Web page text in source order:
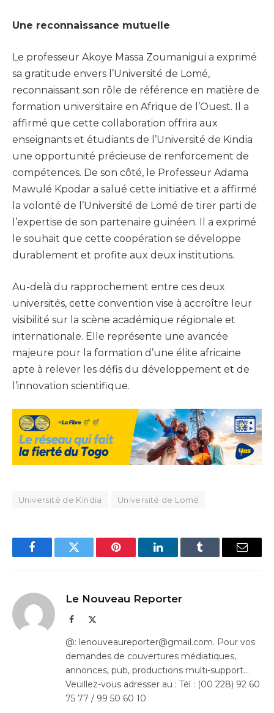
Une reconnaissance mutuelle
Le professeur Akoye Massa Zoumanigui a exprimé
sa gratitude envers l’Université de Lomé,
reconnaissant son rôle de référence en matière de
formation universitaire en Afrique de l’Ouest. Il a
affirmé que cette collaboration offrira aux
enseignants et étudiants de l’Université de Kindia
une opportunité précieuse de renforcement de
compétences. De son côté, le Professeur Adama
Mawulé Kpodar a salué cette initiative et a affirmé
la volonté de l’Université de Lomé de tirer parti de
l’expertise de son partenaire guinéen. Il a exprimé
le souhait que cette coopération se développe
durablement et profite aux deux institutions.
Au-delà du rapprochement entre ces deux
universités, cette convention vise à accroître leur
visibilité sur la scène académique régionale et
internationale. Elle représente une avancée
majeure pour la formation d’une élite africaine
apte à relever les défis du développement et de
l’innovation scientifique.
Université de Kindia Université de Lomé
FacebookTwitter Pinterest LinkedInTumblr Email
Le Nouveau Reporter
Facebook
@: lenouveaureporter@gmail.com. Pour vos
demandes de couvertures médiatiques,
annonces, pub, productions multi-support…
Veuillez-vous adresser au : Tél : (00 228) 92 60
75 77 / 99 50 60 10